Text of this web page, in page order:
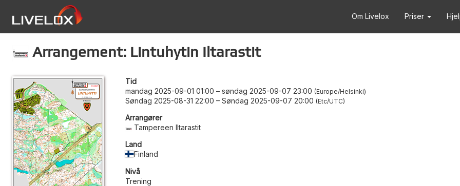
Om Livelox Priser
Arrangement: Lintuhytin Iltarastit
Tid
mandag 2025-09-01 01:00 – søndag 2025-09-07 23:00 Europe/Helsinki
Søndag 2025-08-31 22:00 – Søndag 2025-09-07 20:00 Etc/UTC
Arrangører
Tampereen Iltarastit
Land
Finland
Nivå
Trening